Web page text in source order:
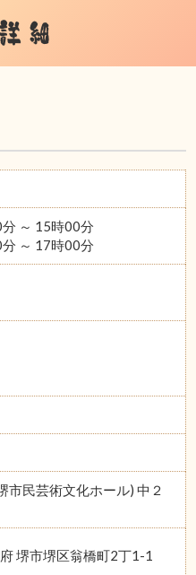
細
～ 15時00分
～ 17時00分
市民芸術文化ホール) 中２
堺市堺区翁橋町2丁1-1